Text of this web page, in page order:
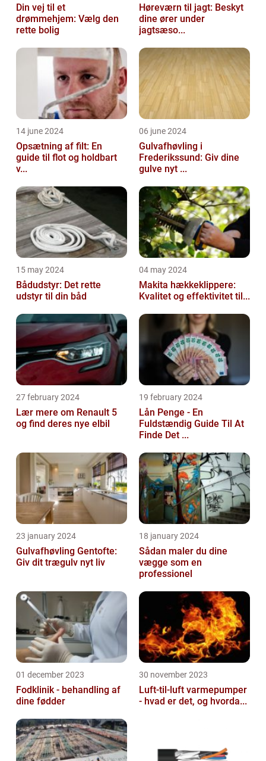
Din vej til et
drømmehjem: Vælg den
rette bolig
Høreværn til jagt: Beskyt
dine ører under
jagtsæso...
14 june 2024
Opsætning af filt: En
guide til flot og holdbart
v...
06 june 2024
Gulvafhøvling i
Frederikssund: Giv dine
gulve nyt ...
15 may 2024
Bådudstyr: Det rette
udstyr til din båd
04 may 2024
Makita hækkeklippere:
Kvalitet og effektivitet til...
27 february 2024
Lær mere om Renault 5
og find deres nye elbil
19 february 2024
Lån Penge - En
Fuldstændig Guide Til At
Finde Det ...
23 january 2024
Gulvafhøvling Gentofte:
Giv dit trægulv nyt liv
18 january 2024
Sådan maler du dine
vægge som en
professionel
01 december 2023
Fodklinik - behandling af
dine fødder
30 november 2023
Luft-til-luft varmepumper
- hvad er det, og hvorda...